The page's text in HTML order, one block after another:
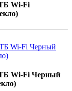
Wi-Fi
ТБ Wi-Fi Черный